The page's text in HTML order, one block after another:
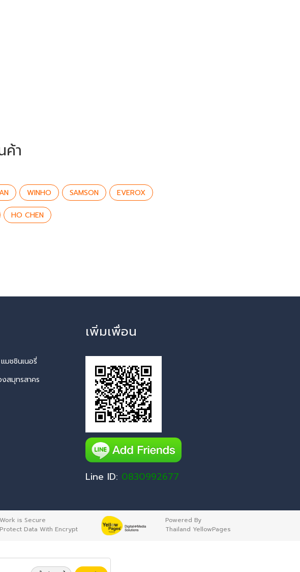
ค้า
WINHO SAMSON EVEROX
HO CHEN
มชชินเนอรี่
สมุทรสาคร
เพิ่มเพื่อน
Line ID: 0830992677
Work is Secure
Protect Data With Encrypt
Powered By
Thailand YellowPages